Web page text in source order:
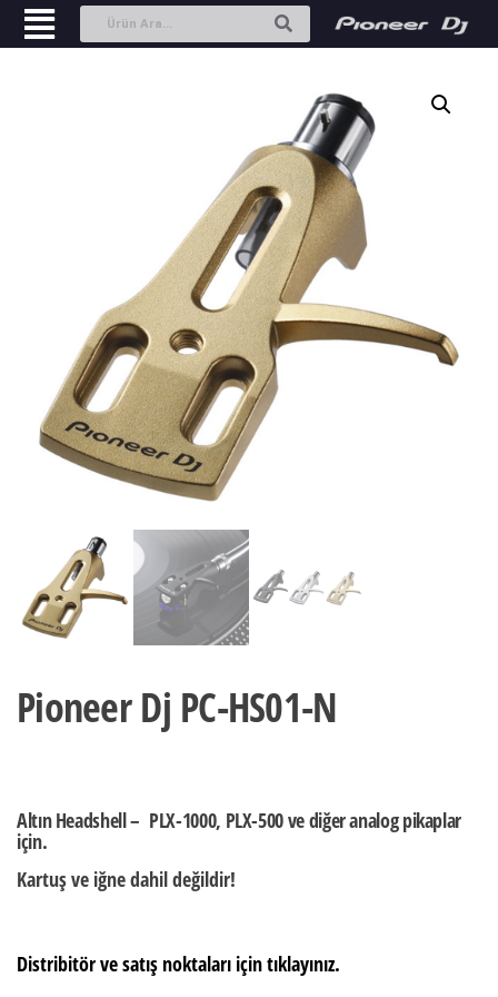
Pioneer Dj PC-HS01-N
Altın Headshell – PLX-1000, PLX-500 ve diğer analog pikaplar
için.
Kartuş ve iğne dahil değildir!
Distribitör ve satış noktaları için tıklayınız.